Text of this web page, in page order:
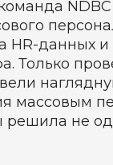
HR-данных
Только
массовым
решила не